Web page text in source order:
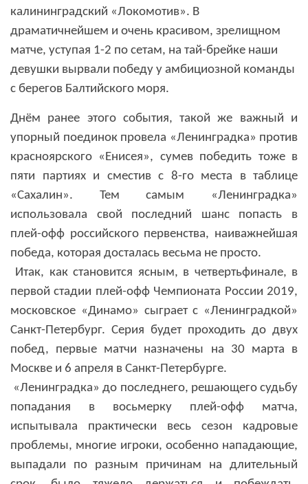
калининградский «Локомотив». В
драматичнейшем и очень красивом, зрелищном
матче, уступая 1-2 по сетам, на тай-брейке наши
девушки вырвали победу у амбициозной команды
с берегов Балтийского моря.
Днём ранее этого события, такой же важный и
упорный поединок провела «Ленинградка» против
красноярского «Енисея», сумев победить тоже в
пяти партиях и сместив с 8-го места в таблице
«Сахалин». Тем самым «Ленинградка»
использовала свой последний шанс попасть в
плей-офф российского первенства, наиважнейшая
победа, которая досталась весьма не просто.
Итак, как становится ясным, в четвертьфинале, в
первой стадии плей-офф Чемпионата России 2019,
московское «Динамо» сыграет с «Ленинградкой»
Санкт-Петербург. Серия будет проходить до двух
побед, первые матчи назначены на 30 марта в
Москве и 6 апреля в Санкт-Петербурге.
«Ленинградка» до последнего, решающего судьбу
попадания в восьмерку плей-офф матча,
испытывала практически весь сезон кадровые
проблемы, многие игроки, особенно нападающие,
выпадали по разным причинам на длительный